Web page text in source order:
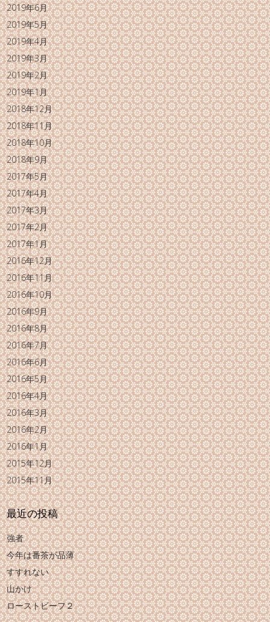
2019年6月
2019年5月
2019年4月
2019年3月
2019年2月
2019年1月
2018年12月
2018年11月
2018年10月
2018年9月
2017年5月
2017年4月
2017年3月
2017年2月
2017年1月
2016年12月
2016年11月
2016年10月
2016年9月
2016年8月
2016年7月
2016年6月
2016年5月
2016年4月
2016年3月
2016年2月
2016年1月
2015年12月
2015年11月
最近の投稿
強者
今年は番茶が品薄
すすれない
山かけ
ローストビーフ２